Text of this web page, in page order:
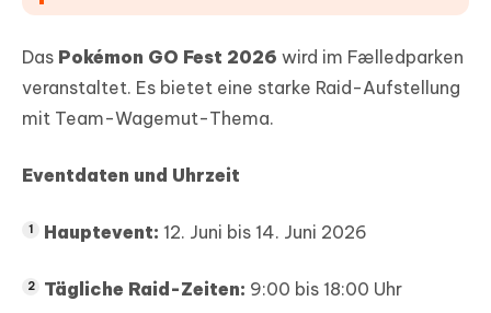
Das Pokémon GO Fest 2026 wird im Fælledparken
veranstaltet. Es bietet eine starke Raid-Aufstellung
mit Team-Wagemut-Thema.
Eventdaten und Uhrzeit
Hauptevent: 12. Juni bis 14. Juni 2026
Tägliche Raid-Zeiten: 9:00 bis 18:00 Uhr